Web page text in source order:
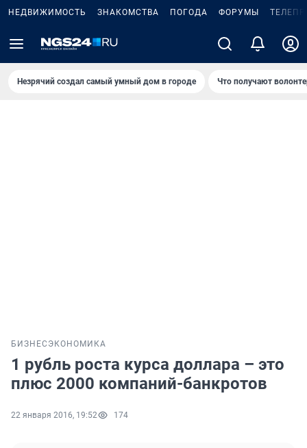
НЕДВИЖИМОСТЬ ЗНАКОМСТВА ПОГОДА ФОРУМЫ
Незрячий создал самый умный дом в городе Что получают
БИЗНЕС ЭКОНОМИКА
1 рубль роста курса доллара – это
плюс 2000 компаний-банкротов
22 января 2016, 19:52 174